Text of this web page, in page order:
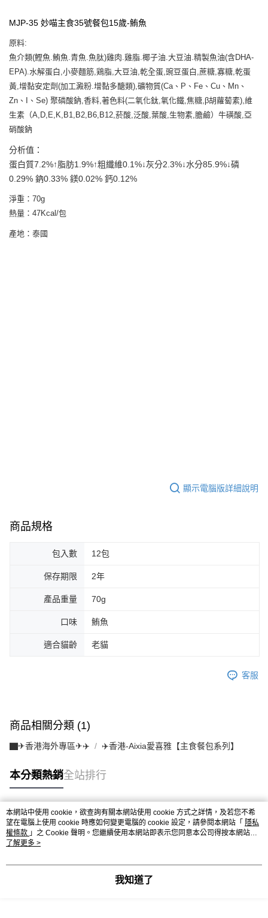
「AFTEE先享後付」，若未經同意申辦者引起之損失，本公司不負相關責
任。
４．使用「AFTEE先享後付」時，將依據個別帳號之用戶狀況，依本公司即
時審查核予不同之上限額度；若仍有額度不足之情形，本公司將視審查結果
請求用戶進行身份認證。
５．嚴禁一人註冊多個帳號或使用他人資訊註冊。若發現惡意使用之情形，
恩沛科技股份有限公司將有權停止該用戶之使用額度並採取法律行動。
MJP-35 妙喵主食35號餐包15歲-鮪魚
原料:
魚介類(鰹魚.鮪魚.青魚.魚肽)雞肉.雞脂.椰子油.大豆油.精製魚油(含DHA-
EPA).水解蛋白,小麥麵筋,鶏脂,大豆油,乾全蛋,豌豆蛋白,蔗糖,寡糖,乾蛋
黃,增黏安定劑(加工澱粉.增黏多醣類),礦物質(Ca、P、Fe、Cu、Mn、
Zn、I、Se) 聚磷酸鈉,香料,著色料(二氧化鈦,氧化鐵,焦糖,β胡蘿蔔素),維
生素（A,D,E,K,B1,B2,B6,B12,菸酸,泛酸,葉酸,生物素,膽鹼）牛磺酸,亞
硝酸鈉
分析值：
蛋白質7.2%↑脂肪1.9%↑粗纖維0.1%↓灰分2.3%↓水分85.9%↓磷
0.29% 鈉0.33% 鎂0.02% 鈣0.12%
淨重：70g
熱量：47Kcal/包
產地：泰國
顯示電腦版詳細說明
商品規格
包入數 12包
保存期限 2年
產品重量 70g
口味 鮪魚
適合貓齡 老貓
客服
商品相關分類 (1)
▇✈香港海外專區✈✈️ ✈️香港-Aixia愛喜雅【主食餐包系列】
本分類熱銷全站排行
熱門標籤
本網站中使用 cookie，欲查詢有關本網站使用 cookie 方式之詳情，及若您不希
望在電腦上使用 cookie 時應如何變更電腦的 cookie 設定，請參閱本網站「 隱私
權條款 」之 Cookie 聲明。您繼續使用本網站即表示您同意本公司得按本網站使
用條款之 Cookie 聲明使用 cookie。
了解更多 >
我知道了